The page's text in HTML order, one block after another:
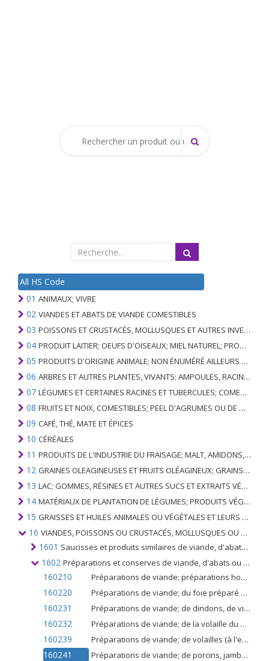
All HS Code
01 ANIMAUX; VIVRE
02 VIANDES ET ABATS DE VIANDE COMESTIBLES
03 POISSONS ET CRUSTACÉS, MOLLUSQUES ET AUTRES INVERTÉBRÉS AQUATIQUES
04 PRODUIT LAITIER; OEUFS D'OISEAUX; MIEL NATUREL; PRODUITS COMESTIBLES D'ORIGINE ANIMALE, NON ÉNUMÉRÉS AILLEURS OU INCLUS
05 PRODUITS D'ORIGINE ANIMALE; NON ÉNUMÉRÉ AILLEURS OU INCLUS
06 ARBRES ET AUTRES PLANTES, VIVANTS; AMPOULES, RACINES ET ANALOGUES; FLEURS COUPEES ET FEUILLAGE ORNEMENTAL
07 LÉGUMES ET CERTAINES RACINES ET TUBERCULES; COMESTIBLE
08 FRUITS ET NOIX, COMESTIBLES; PEEL D'AGRUMES OU DE MELONS
09 CAFÉ, THÉ, MATE ET ÉPICES
10 CÉRÉALES
11 PRODUITS DE L'INDUSTRIE DU FRAISAGE; MALT, AMIDONS, INULINE, GLUTEN DE BLÉ
12 GRAINES OLEAGINEUSES ET FRUITS OLÉAGINEUX; GRAINS DIVERS, GRAINES ET FRUITS, PLANTES INDUSTRIELLES OU MÉDICINALES; PAILLE ET FOURRAGE
13 LAC; GOMMES, RÉSINES ET AUTRES SUCS ET EXTRAITS VÉGÉTAUX
14 MATÉRIAUX DE PLANTATION DE LÉGUMES; PRODUITS VÉGÉTAUX NON DÉNOMMÉS NI COMPRIS AILLEURS
15 GRAISSES ET HUILES ANIMALES OU VÉGÉTALES ET LEURS PRODUITS DE CLIVAGE; GRAISSES ANIMALES PRÉPARÉES; CIRES ANIMALES OU VÉGÉTALES
16 VIANDES, POISSONS OU CRUSTACÉS, MOLLUSQUES OU AUTRES INVERTÉBRÉS AQUATIQUES; PRÉPARATIONS DE CELLES-CI
1601 Saucisses et produits similaires de viande, d'abats ou de sang; préparations alimentaires à base de ces produits
1602 Préparations et conserves de viande, d'abats ou de sang
160210 Préparations de viande; préparations homogénéisées de viande, d'abats ou de sang
160220 Préparations de viande; du foie préparé ou conservé de tout animal (à l'exclusion des préparations homogénéisées)
160231 Préparations de viande; de dindons, de viande ou d'abats préparés ou conservés (à l'exclusion des foies et des préparations homogénéisées)
160232 Préparations de viande; de la volaille du no. 0105, (c'est-à-dire de volailles de l'espèce Gallus domesticus)
160239 Préparations de viande; de volailles (à l'exclusion des dindes), de viande ou d'abats préparés ou conservés (à l'exclusion des foies et des préparations homogénéisées)
160241 Préparations de viande; de porcins, jambons et leurs morceaux, préparés ou conservés (à l'exclusion des préparations homogénéisées)